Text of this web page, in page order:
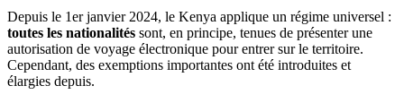
Depuis le 1er janvier 2024, le Kenya applique un régime universel :
toutes les nationalités sont, en principe, tenues de présenter une
autorisation de voyage électronique pour entrer sur le territoire.
Cependant, des exemptions importantes ont été introduites et
élargies depuis.